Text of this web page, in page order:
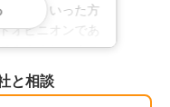
ので、ご遠慮なくお
しい場合はオンライ
たいといった方
オピニオンであ
みようというこ
た丁寧な対応を
と相談